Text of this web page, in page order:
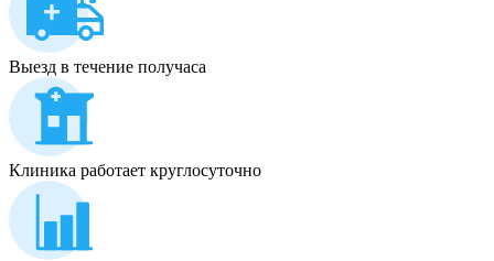
Выезд в течение получаса
Клиника работает круглосуточно